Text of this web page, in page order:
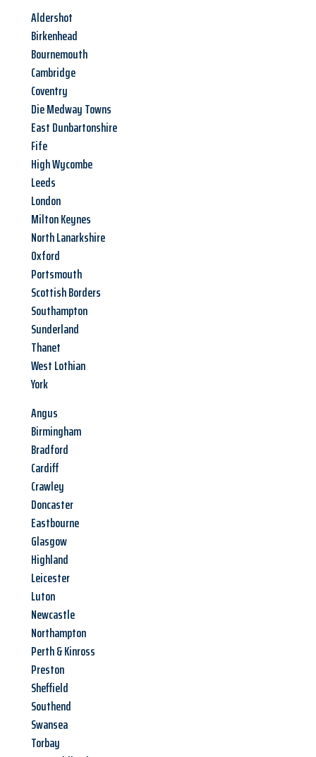
Aldershot
Birkenhead
Bournemouth
Cambridge
Coventry
Die Medway Towns
East Dunbartonshire
Fife
High Wycombe
Leeds
London
Milton Keynes
North Lanarkshire
Oxford
Portsmouth
Scottish Borders
Southampton
Sunderland
Thanet
West Lothian
York
Angus
Birmingham
Bradford
Cardiff
Crawley
Doncaster
Eastbourne
Glasgow
Highland
Leicester
Luton
Newcastle
Northampton
Perth & Kinross
Preston
Sheffield
Southend
Swansea
Torbay